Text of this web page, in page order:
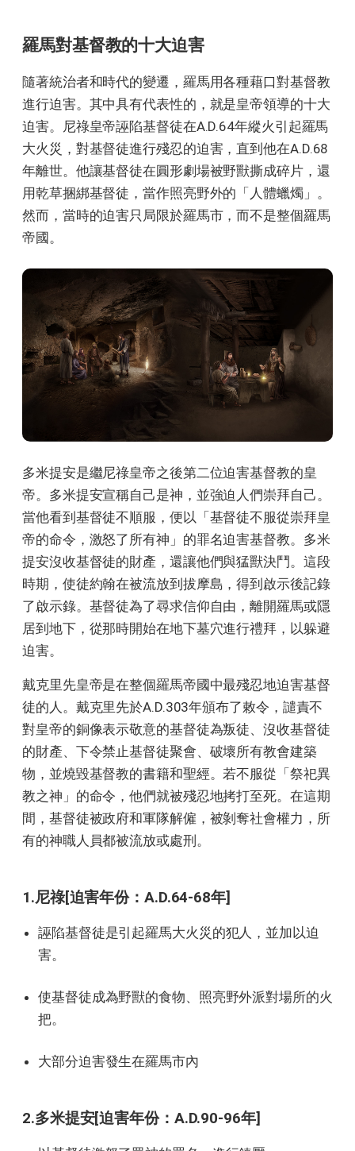
羅馬對基督教的十大迫害
隨著統治者和時代的變遷，羅馬用各種藉口對基督教
進行迫害。其中具有代表性的，就是皇帝領導的十大
迫害。尼祿皇帝誣陷基督徒在A.D.64年縱火引起羅馬
大火災，對基督徒進行殘忍的迫害，直到他在A.D.68
年離世。他讓基督徒在圓形劇場被野獸撕成碎片，還
用乾草捆綁基督徒，當作照亮野外的「人體蠟燭」。
然而，當時的迫害只局限於羅馬市，而不是整個羅馬
帝國。
多米提安是繼尼祿皇帝之後第二位迫害基督教的皇
帝。多米提安宣稱自己是神，並強迫人們崇拜自己。
當他看到基督徒不順服，便以「基督徒不服從崇拜皇
帝的命令，激怒了所有神」的罪名迫害基督教。多米
提安沒收基督徒的財產，還讓他們與猛獸決鬥。這段
時期，使徒約翰在被流放到拔摩島，得到啟示後記錄
了啟示錄。基督徒為了尋求信仰自由，離開羅馬或隱
居到地下，從那時開始在地下墓穴進行禮拜，以躲避
迫害。
戴克里先皇帝是在整個羅馬帝國中最殘忍地迫害基督
徒的人。戴克里先於A.D.303年頒布了敕令，譴責不
對皇帝的銅像表示敬意的基督徒為叛徒、沒收基督徒
的財產、下令禁止基督徒聚會、破壞所有教會建築
物，並燒毀基督教的書籍和聖經。若不服從「祭祀異
教之神」的命令，他們就被殘忍地拷打至死。在這期
間，基督徒被政府和軍隊解僱，被剝奪社會權力，所
有的神職人員都被流放或處刑。
1.尼祿[迫害年份：A.D.64-68年]
誣陷基督徒是引起羅馬大火災的犯人，並加以迫
害。
使基督徒成為野獸的食物、照亮野外派對場所的火
把。
大部分迫害發生在羅馬市內
2.多米提安[迫害年份：A.D.90-96年]